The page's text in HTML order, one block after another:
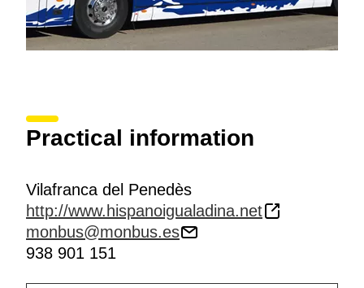
Practical information
Vilafranca del Penedès
http://www.hispanoigualadina.net
monbus@monbus.es
938 901 151